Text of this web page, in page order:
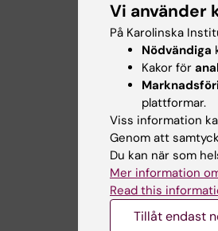
face;
Vi använder
På Karolinska
Nödvändiga
Kakor för
plattformar.
Viss information
Genom att
Du kan när som
Mer information
Read this
Tillåt endast